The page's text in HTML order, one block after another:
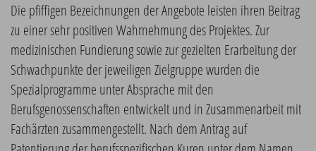
Die pfiffigen Bezeichnungen der Angebote leisten ihren Beitrag
zu einer sehr positiven Wahrnehmung des Projektes. Zur
medizinischen Fundierung sowie zur gezielten Erarbeitung der
Schwachpunkte der jeweiligen Zielgruppe wurden die
Spezialprogramme unter Absprache mit den
Berufsgenossenschaften entwickelt und in Zusammenarbeit mit
Fachärzten zusammengestellt. Nach dem Antrag auf